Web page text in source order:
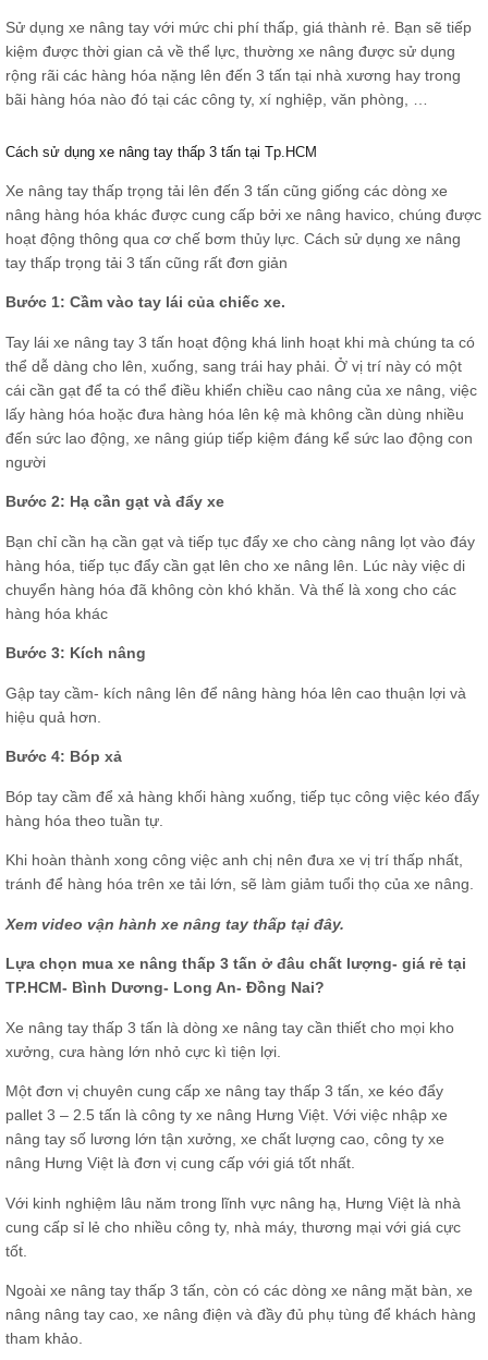
Sử dụng xe nâng tay với mức chi phí thấp, giá thành rẻ. Bạn sẽ tiếp
kiệm được thời gian cả về thể lực, thường xe nâng được sử dụng
rộng rãi các hàng hóa nặng lên đến 3 tấn tại nhà xương hay trong
bãi hàng hóa nào đó tại các công ty, xí nghiệp, văn phòng, …
Cách sử dụng xe nâng tay thấp 3 tấn tại Tp.HCM
Xe nâng tay thấp trọng tải lên đến 3 tấn cũng giống các dòng xe
nâng hàng hóa khác được cung cấp bởi xe nâng havico, chúng được
hoạt động thông qua cơ chế bơm thủy lực. Cách sử dụng xe nâng
tay thấp trọng tải 3 tấn cũng rất đơn giản
Bước 1: Cầm vào tay lái của chiếc xe.
Tay lái xe nâng tay 3 tấn hoạt động khá linh hoạt khi mà chúng ta có
thể dễ dàng cho lên, xuống, sang trái hay phải. Ở vị trí này có một
cái cần gạt để ta có thể điều khiển chiều cao nâng của xe nâng, việc
lấy hàng hóa hoặc đưa hàng hóa lên kệ mà không cần dùng nhiều
đến sức lao động, xe nâng giúp tiếp kiệm đáng kể sức lao động con
người
Bước 2: Hạ cần gạt và đẩy xe
Bạn chỉ cần hạ cần gạt và tiếp tục đẩy xe cho càng nâng lọt vào đáy
hàng hóa, tiếp tục đẩy cần gạt lên cho xe nâng lên. Lúc này việc di
chuyển hàng hóa đã không còn khó khăn. Và thế là xong cho các
hàng hóa khác
Bước 3: Kích nâng
Gập tay cầm- kích nâng lên để nâng hàng hóa lên cao thuận lợi và
hiệu quả hơn.
Bước 4: Bóp xả
Bóp tay cầm để xả hàng khối hàng xuống, tiếp tục công việc kéo đẩy
hàng hóa theo tuần tự.
Khi hoàn thành xong công việc anh chị nên đưa xe vị trí thấp nhất,
tránh để hàng hóa trên xe tải lớn, sẽ làm giảm tuổi thọ của xe nâng.
Xem video vận hành xe nâng tay thấp tại đây.
Lựa chọn mua xe nâng thấp 3 tấn ở đâu chất lượng- giá rẻ tại
TP.HCM- Bình Dương- Long An- Đồng Nai?
Xe nâng tay thấp 3 tấn là dòng xe nâng tay cần thiết cho mọi kho
xưởng, cưa hàng lớn nhỏ cực kì tiện lợi.
Một đơn vị chuyên cung cấp xe nâng tay thấp 3 tấn, xe kéo đẩy
pallet 3 – 2.5 tấn là công ty xe nâng Hưng Việt. Với việc nhập xe
nâng tay số lương lớn tận xưởng, xe chất lượng cao, công ty xe
nâng Hưng Việt là đơn vị cung cấp với giá tốt nhất.
Với kinh nghiệm lâu năm trong lĩnh vực nâng hạ, Hưng Việt là nhà
cung cấp sỉ lẻ cho nhiều công ty, nhà máy, thương mại với giá cực
tốt.
Ngoài xe nâng tay thấp 3 tấn, còn có các dòng xe nâng mặt bàn, xe
nâng nâng tay cao, xe nâng điện và đầy đủ phụ tùng để khách hàng
tham khảo.